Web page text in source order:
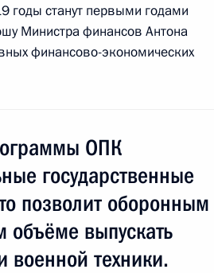
годы станут первыми годами
Министра финансов Антона
финансово-экономических
ОПК
государственные
позволит оборонным
объёме выпускать
военной техники.